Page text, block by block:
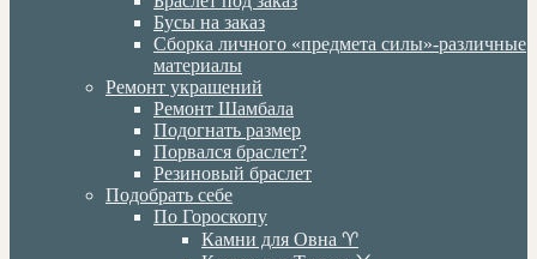
Бусы на заказ
Сборка личного «предмета силы»-различные
материалы
Ремонт украшений
Ремонт Шамбала
Подогнать размер
Порвался браслет?
Резиновый браслет
Подобрать себе
По Гороскопу
Камни для Овна ♈️